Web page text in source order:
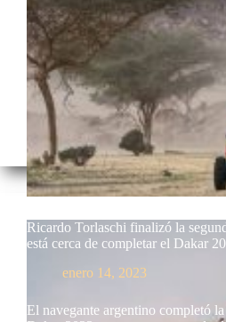
Ricardo Torlaschi finalizó la
está cerca de completar el Dakar
enero 14, 2023
El navegante argentino completó